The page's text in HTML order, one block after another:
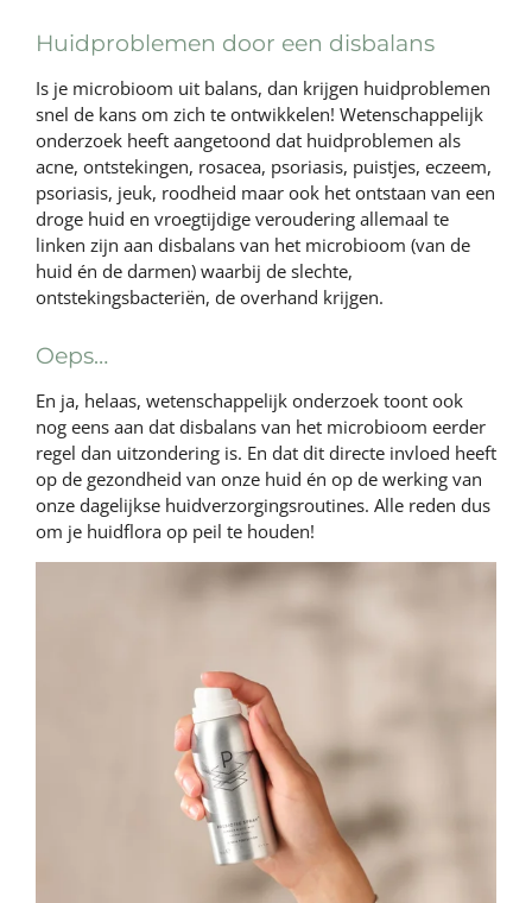
Huidproblemen door een disbalans
Is je microbioom uit balans, dan krijgen huidproblemen
snel de kans om zich te ontwikkelen! Wetenschappelijk
onderzoek heeft aangetoond dat huidproblemen als
acne, ontstekingen, rosacea, psoriasis, puistjes, eczeem,
psoriasis, jeuk, roodheid maar ook het ontstaan van een
droge huid en vroegtijdige veroudering allemaal te
linken zijn aan disbalans van het microbioom (van de
huid én de darmen) waarbij de slechte,
ontstekingsbacteriën, de overhand krijgen.
Oeps…
En ja, helaas, wetenschappelijk onderzoek toont ook
nog eens aan dat disbalans van het microbioom eerder
regel dan uitzondering is. En dat dit directe invloed heeft
op de gezondheid van onze huid én op de werking van
onze dagelijkse huidverzorgingsroutines. Alle reden dus
om je huidflora op peil te houden!